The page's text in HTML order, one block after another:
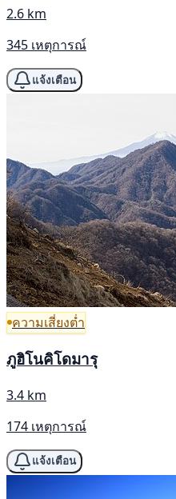
2.6 km
345 เหตุการณ์
แจ้งเตือน
ความเสี่ยงต่ำ
ภูฮิโนคิโดมารุ
3.4 km
174 เหตุการณ์
แจ้งเตือน